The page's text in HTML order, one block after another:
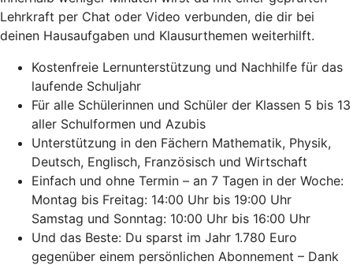
Lehrkraft per Chat oder Video verbunden, die dir bei
deinen Hausaufgaben und Klausurthemen weiterhilft.
Kostenfreie Lernunterstützung und Nachhilfe für das
laufende Schuljahr
Für alle Schülerinnen und Schüler der Klassen 5 bis 13
aller Schulformen und Azubis
Unterstützung in den Fächern Mathematik, Physik,
Deutsch, Englisch, Französisch und Wirtschaft
Einfach und ohne Termin – an 7 Tagen in der Woche:
Montag bis Freitag: 14:00 Uhr bis 19:00 Uhr
Samstag und Sonntag: 10:00 Uhr bis 16:00 Uhr
Und das Beste: Du sparst im Jahr 1.780 Euro
gegenüber einem persönlichen Abonnement – Dank